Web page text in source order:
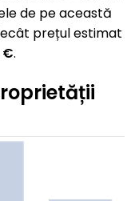
de pe această
prețul estimat
€.